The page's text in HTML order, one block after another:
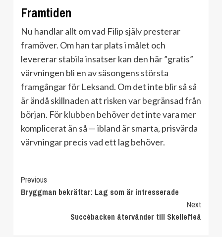
Framtiden
Nu handlar allt om vad Filip själv presterar
framöver. Om han tar plats i målet och
levererar stabila insatser kan den här ”gratis”
värvningen bli en av säsongens största
framgångar för Leksand. Om det inte blir så så
är ändå skillnaden att risken var begränsad från
början. För klubben behöver det inte vara mer
komplicerat än så — ibland är smarta, prisvärda
värvningar precis vad ett lag behöver.
Continue
Reading
Previous
Bryggman bekräftar: Lag som är intresserade
Next
Succébacken återvänder till Skellefteå